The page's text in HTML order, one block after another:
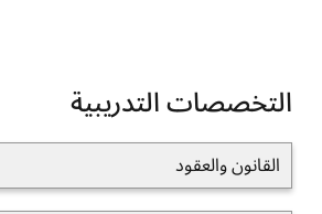
التخصصات التدريبية
القانون والعقود